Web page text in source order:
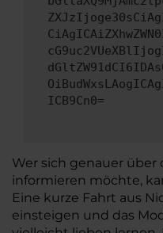
ICB9Cn0=
Wer sich genauer über
informieren möchte,
Eine kurze Fahrt aus
einsteigen und das